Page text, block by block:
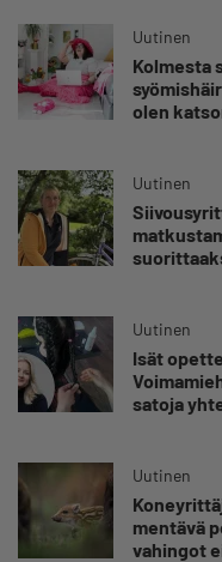
Uutinen
Kolmesta
olen
Uutinen
Uutinen
Isät
satoja
Uutinen
mentävä
vahingot